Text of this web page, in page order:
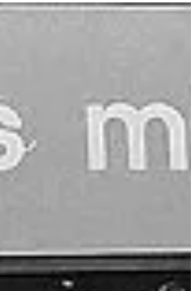
vista del buono bando per il 2026